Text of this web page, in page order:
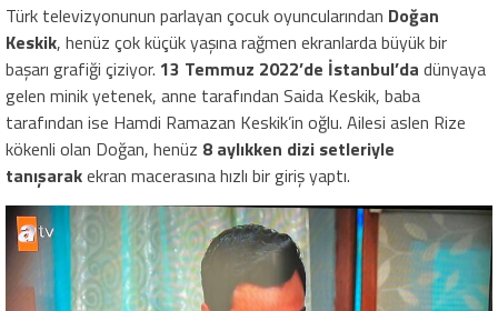
Türk televizyonunun parlayan çocuk oyuncularından Doğan
Keskik, henüz çok küçük yaşına rağmen ekranlarda büyük bir
başarı grafiği çiziyor. 13 Temmuz 2022’de İstanbul’da dünyaya
gelen minik yetenek, anne tarafından Saida Keskik, baba
tarafından ise Hamdi Ramazan Keskik’in oğlu. Ailesi aslen Rize
kökenli olan Doğan, henüz 8 aylıkken dizi setleriyle
tanışarakekran macerasına hızlı bir giriş yaptı.